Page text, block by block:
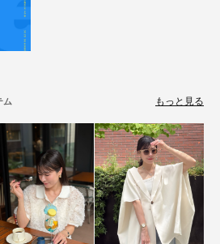
もっと見る